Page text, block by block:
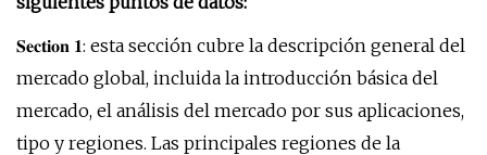
𝐒𝐞𝐜𝐭𝐢𝐨𝐧 𝟏: esta sección cubre la descripción general del
mercado global, incluida la introducción básica del
mercado, el análisis del mercado por sus aplicaciones,
tipo y regiones. Las principales regiones de la